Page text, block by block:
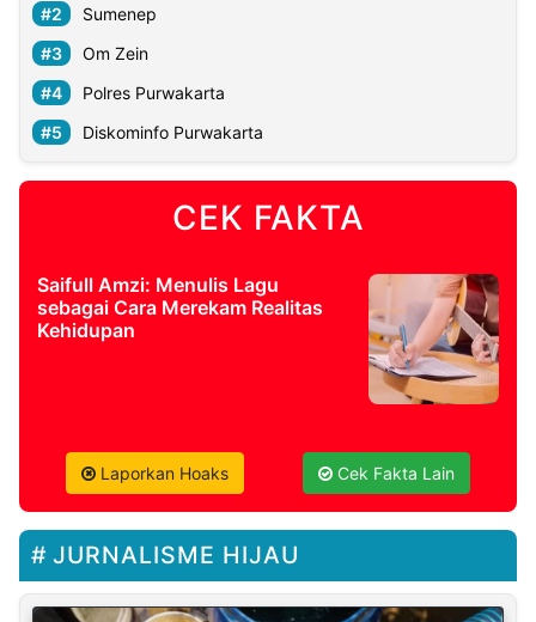
Sumenep
Om Zein
Polres Purwakarta
Diskominfo Purwakarta
CEK FAKTA
Saifull Amzi: Menulis Lagu
sebagai Cara Merekam Realitas
Kehidupan
Laporkan Hoaks Cek Fakta Lain
JURNALISME HIJAU